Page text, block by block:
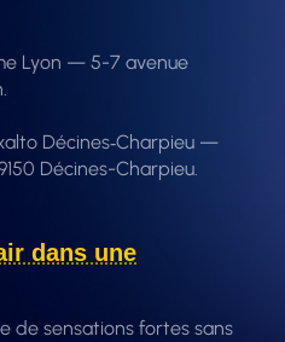
Lyon — 5-7 avenue
Décines‑Charpieu —
Décines-Charpieu.
dans une
de sensations fortes sans